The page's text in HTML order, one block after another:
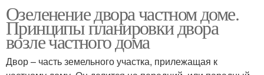
Озеленение двора частном доме.
Принципы планировки двора
возле частного дома
Двор – часть земельного участка, прилежащая к